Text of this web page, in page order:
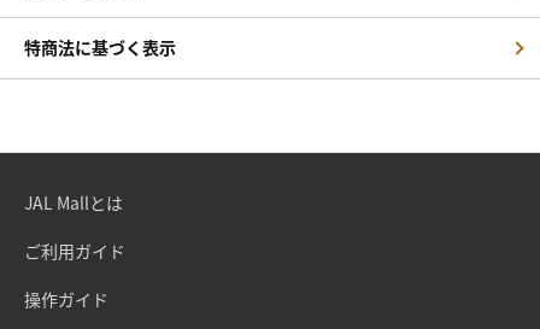
特商法に基づく表示
JAL Mallとは
ご利用ガイド
操作ガイド